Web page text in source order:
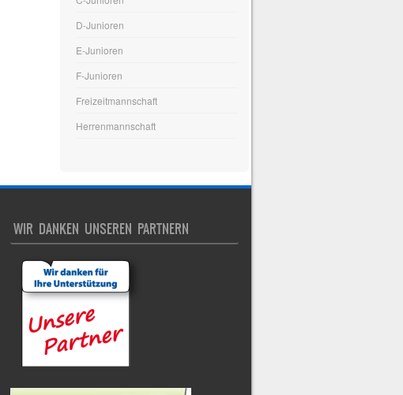
D-Junioren
E-Junioren
F-Junioren
Freizeitmannschaft
Herrenmannschaft
WIR DANKEN UNSEREN PARTNERN